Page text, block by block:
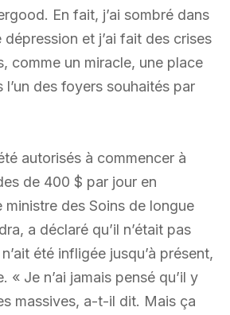
En fait, j’ai sombré dans
dépression et j’ai fait des crises
comme un miracle, une place
l’un des foyers souhaités par
autorisés à commencer à
de 400 $ par jour en
ministre des Soins de longue
a déclaré qu’il n’était pas
été infligée jusqu’à présent,
« Je n’ai jamais pensé qu’il y
massives, a-t-il dit. Mais ça